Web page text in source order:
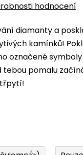
hodnocení
diamanty a
kamínků!
označené symboly
pomalu